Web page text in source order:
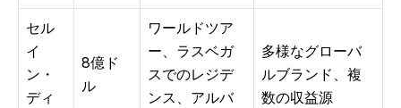
セル
イ
ン・
ディ
8億ド
ル
ワールドツア
ー、ラスベガ
スでのレジデ
ンス、アルバ
多様なグローバ
ルブランド、複
数の収益源